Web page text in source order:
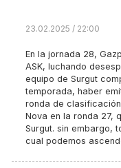
23.02.2025 / 22:00
En la jornada 28,
ASK, luchando
equipo de Surgut
temporada, haber
ronda de
Nova en la ronda 27,
Surgut. sin embargo,
cual podemos